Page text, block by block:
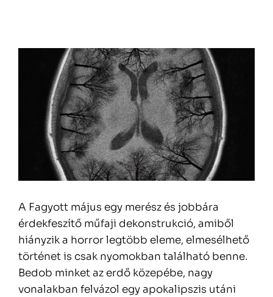
A Fagyott május egy merész és jobbára
érdekfeszítő műfaji dekonstrukció, amiből
hiányzik a horror legtöbb eleme, elmesélhető
történet is csak nyomokban található benne.
Bedob minket az erdő közepébe, nagy
vonalakban felvázol egy apokalipszis utáni